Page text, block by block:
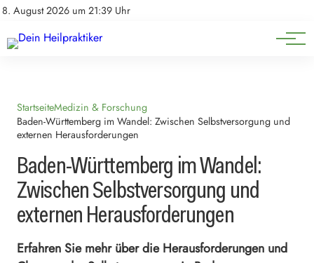
8. August 2026 um 21:39 Uhr
Impressum
Natürliche Medizin
Heilpflanzen & Kräuterkunde
StartseiteMedizin & Forschung
Baden-Württemberg im Wandel: Zwischen Selbstversorgung und
externen Herausforderungen
Baden-Württemberg im Wandel:
Zwischen Selbstversorgung und
externen Herausforderungen
Erfahren Sie mehr über die Herausforderungen und